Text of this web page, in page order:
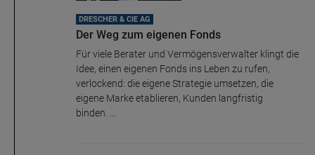
DRESCHER & CIE AG
Der Weg zum eigenen Fonds
Für viele Berater und Vermögensverwalter klingt die
Idee, einen eigenen Fonds ins Leben zu rufen,
verlockend: die eigene Strategie umsetzen, die
eigene Marke etablieren, Kunden langfristig
binden. ...